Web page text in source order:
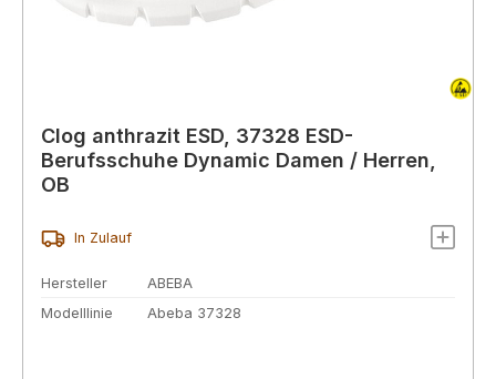
Clog anthrazit ESD, 37328 ESD-
Berufsschuhe Dynamic Damen / Herren,
OB
In Zulauf
Hersteller
ABEBA
Modelllinie
Abeba 37328